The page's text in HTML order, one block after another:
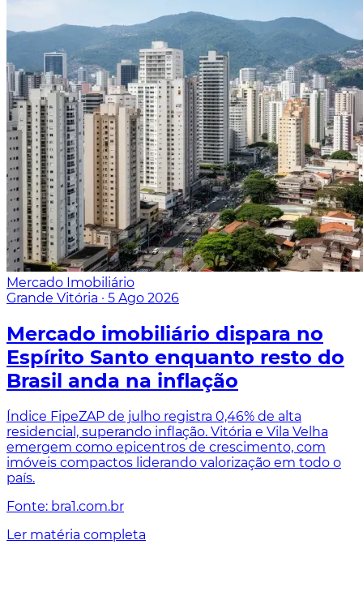
Mercado Imobiliário
Grande Vitória · 5 Ago 2026
Mercado imobiliário dispara no
Espírito Santo enquanto resto do
Brasil anda na inflação
Índice FipeZAP de julho registra 0,46% de alta
residencial, superando inflação. Vitória e Vila Velha
emergem como epicentros de crescimento, com
imóveis compactos liderando valorização em todo o
país.
Fonte: bra1.com.br
Ler matéria completa